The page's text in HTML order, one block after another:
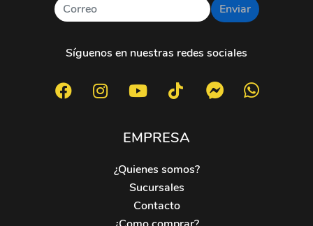
Enviar
Síguenos en nuestras redes sociales
EMPRESA
¿Quienes somos?
Sucursales
Contacto